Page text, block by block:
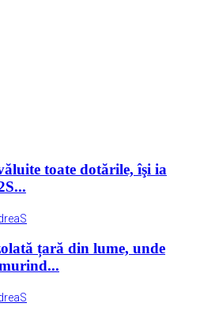
toate dotările, îşi ia
țară din lume, unde